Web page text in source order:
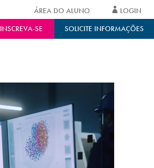
INSCREVA-SE SOLICITE INFORMAÇÕES
ÁREA DO ALUNO LOGIN